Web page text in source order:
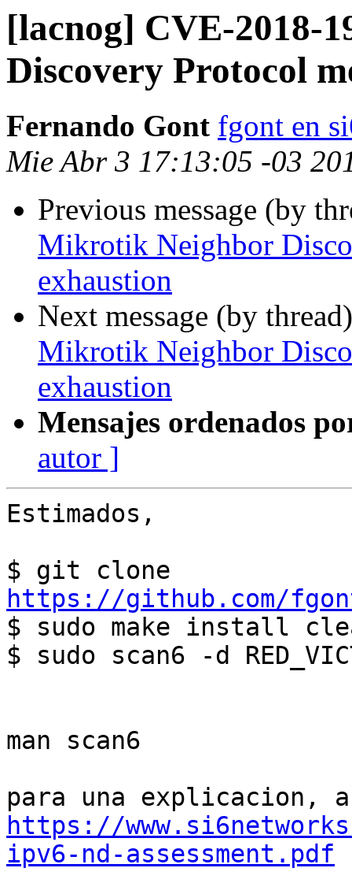
[lacnog] CVE-2018-
Discovery Protocol
Fernando Gont fgont en
Mie Abr 3 17:13:05 -03
Previous message (by
Mikrotik Neighbor
exhaustion
Next message (by
Mikrotik Neighbor
exhaustion
Mensajes ordenados
autor ]
Estimados,
https://github.com/
$ sudo make install
$ sudo scan6 -d
man scan6
https://
ipv6-nd-assessment.pdf